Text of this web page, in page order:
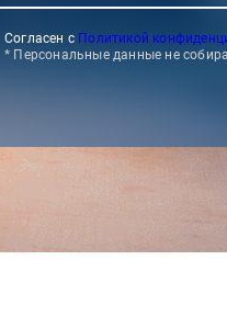
Согласен с Политикой
* Персональные данные не